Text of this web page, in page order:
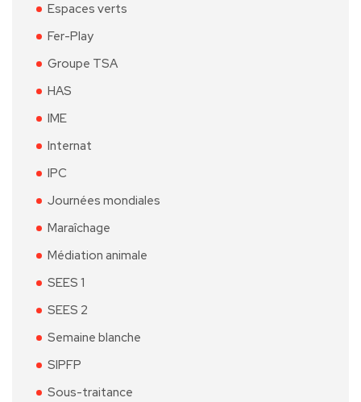
Espaces verts
Fer-Play
Groupe TSA
HAS
IME
Internat
IPC
Journées mondiales
Maraîchage
Médiation animale
SEES 1
SEES 2
Semaine blanche
SIPFP
Sous-traitance